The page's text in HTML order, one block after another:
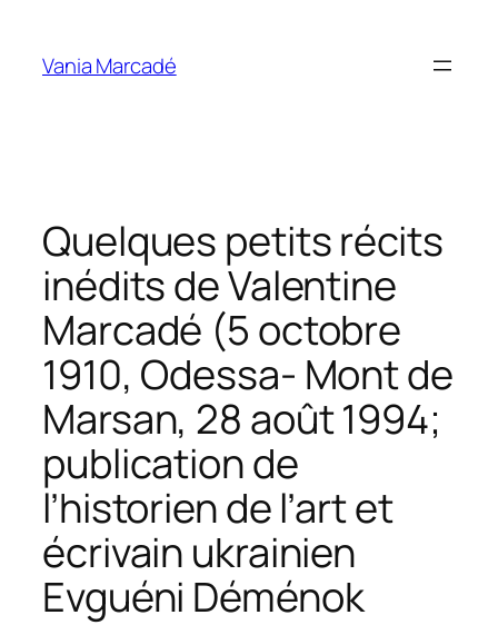
contenu
Vania Marcadé
Quelques petits récits
inédits de Valentine
Marcadé (5 octobre
1910, Odessa- Mont de
Marsan, 28 août 1994;
publication de
l’historien de l’art et
écrivain ukrainien
Evguéni Déménok